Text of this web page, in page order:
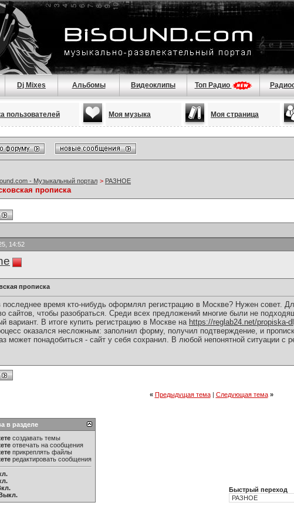
Dj Mixes Альбомы Видеоклипы Топ Радио
пользователей Моя музыка Моя страница
- Музыкальный портал > РАЗНОЕ
прописка
14:52
прописка
последнее время кто-нибудь оформлял регистрацию в Москве? Нужен совет.
сайтов, чтобы разобраться. Среди всех предложений многие были не
вариант. В итоге купить регистрацию в Москве на https://reglab24.net/propiska-
оказался несложным: заполнил форму, получил подтверждение, и
может понадобиться - сайт у себя сохранил. В любой непонятной ситуации с
« Предыдущая тема| Следующая тема »
в разделе
создавать темы
отвечать на сообщения
прикреплять файлы
редактировать сообщения
Быстрый переход